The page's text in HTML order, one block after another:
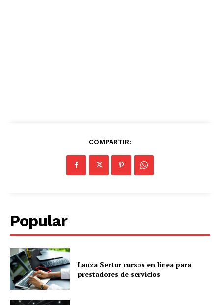
COMPARTIR:
Popular
Lanza Sectur cursos en línea para
prestadores de servicios